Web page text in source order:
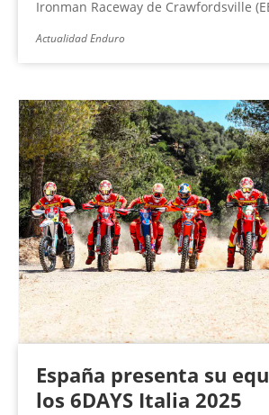
Ironman Raceway de Crawfordsville
Actualidad Enduro
España presenta su
los 6DAYS Italia 2025